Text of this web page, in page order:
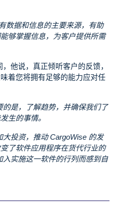
数据和信息的主要来源，有助
够掌握信息，为客户提供所需
他说，真正倾听客户的反馈，
着您将拥有足够的能力应对任
是，了解趋势，并确保我们了
生的事情。
大投资，推动 CargoWise 的发
了软件应用程序在货代行业的
入实施这一软件的行列而感到自